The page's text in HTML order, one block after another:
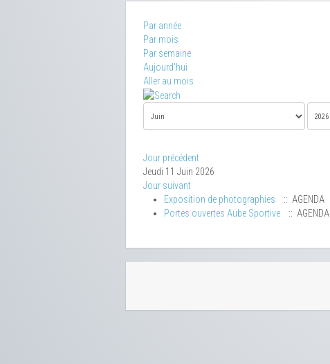
Par année
Par mois
Par semaine
Aujourd'hui
Aller au mois
Jour précédent
Jeudi 11 Juin 2026
Jour suivant
Exposition de photographies
:: AGENDA
Portes ouvertes Aube Sportive
:: AGENDA